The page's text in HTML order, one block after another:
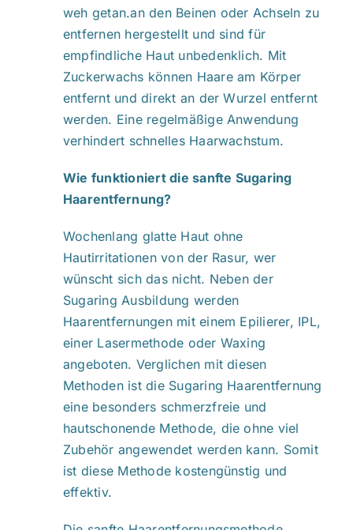
weh getan.an den Beinen oder Achseln zu
entfernen hergestellt und sind für
empfindliche Haut unbedenklich. Mit
Zuckerwachs können Haare am Körper
entfernt und direkt an der Wurzel entfernt
werden. Eine regelmäßige Anwendung
verhindert schnelles Haarwachstum.
Wie funktioniert die sanfte Sugaring
Haarentfernung?
Wochenlang glatte Haut ohne
Hautirritationen von der Rasur, wer
wünscht sich das nicht. Neben der
Sugaring Ausbildung werden
Haarentfernungen mit einem Epilierer, IPL,
einer Lasermethode oder Waxing
angeboten. Verglichen mit diesen
Methoden ist die Sugaring Haarentfernung
eine besonders schmerzfreie und
hautschonende Methode, die ohne viel
Zubehör angewendet werden kann. Somit
ist diese Methode kostengünstig und
effektiv.